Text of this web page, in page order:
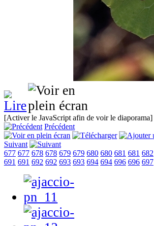
[Activer le JavaScript afin de voir le diaporama]
Précédent
Suivant
677 677 678 678 679 679 680 680 681 681 682
691 691 692 692 693 693 694 694 696 696 697